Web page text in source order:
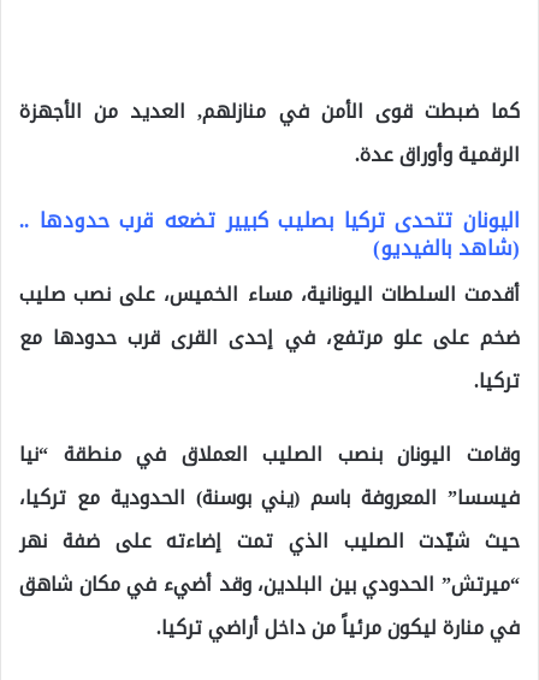
كما ضبطت قوى الأمن في منازلهم, العديد من الأجهزة
الرقمية وأوراق عدة.
اليونان تتحدى تركيا بصليب كبيير تضعه قرب حدودها ..
(شاهد بالفيديو)
أقدمت السلطات اليونانية، مساء الخميس، على نصب صليب
ضخم على علو مرتفع، في إحدى القرى قرب حدودها مع
تركيا.
وقامت اليونان بنصب الصليب العملاق في منطقة “نيا
فيسسا” المعروفة باسم (يني بوسنة) الحدودية مع تركيا،
حيث شيّدت الصليب الذي تمت إضاءته على ضفة نهر
“ميرتش” الحدودي بين البلدين، وقد أضيء في مكان شاهق
في منارة ليكون مرئياً من داخل أراضي تركيا.